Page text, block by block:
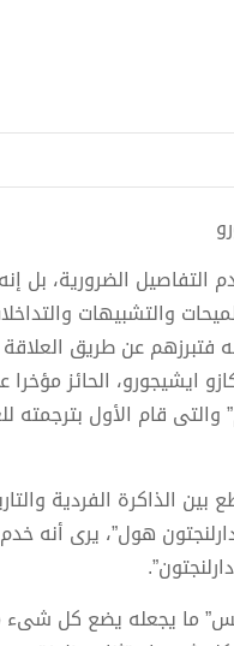
التفاصيل الضرورية، بل
والتشبيهات
عن طريق
ايشيجورو، الحائز
والتى قام الأول
بين الذاكرة الفردية
هول”، يرى أنه
ما يجعله يضع كل شىء